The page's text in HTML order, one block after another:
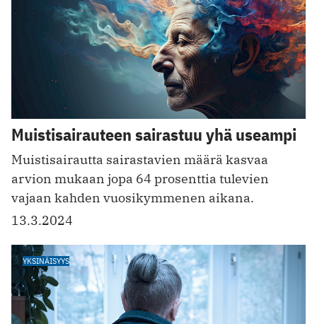
Muistisairauteen sairastuu yhä useampi
Muistisairautta sairastavien määrä kasvaa
arvion mukaan jopa 64 prosenttia tulevien
vajaan kahden vuosikymmenen aikana.
13.3.2024
YKSINÄISYYS